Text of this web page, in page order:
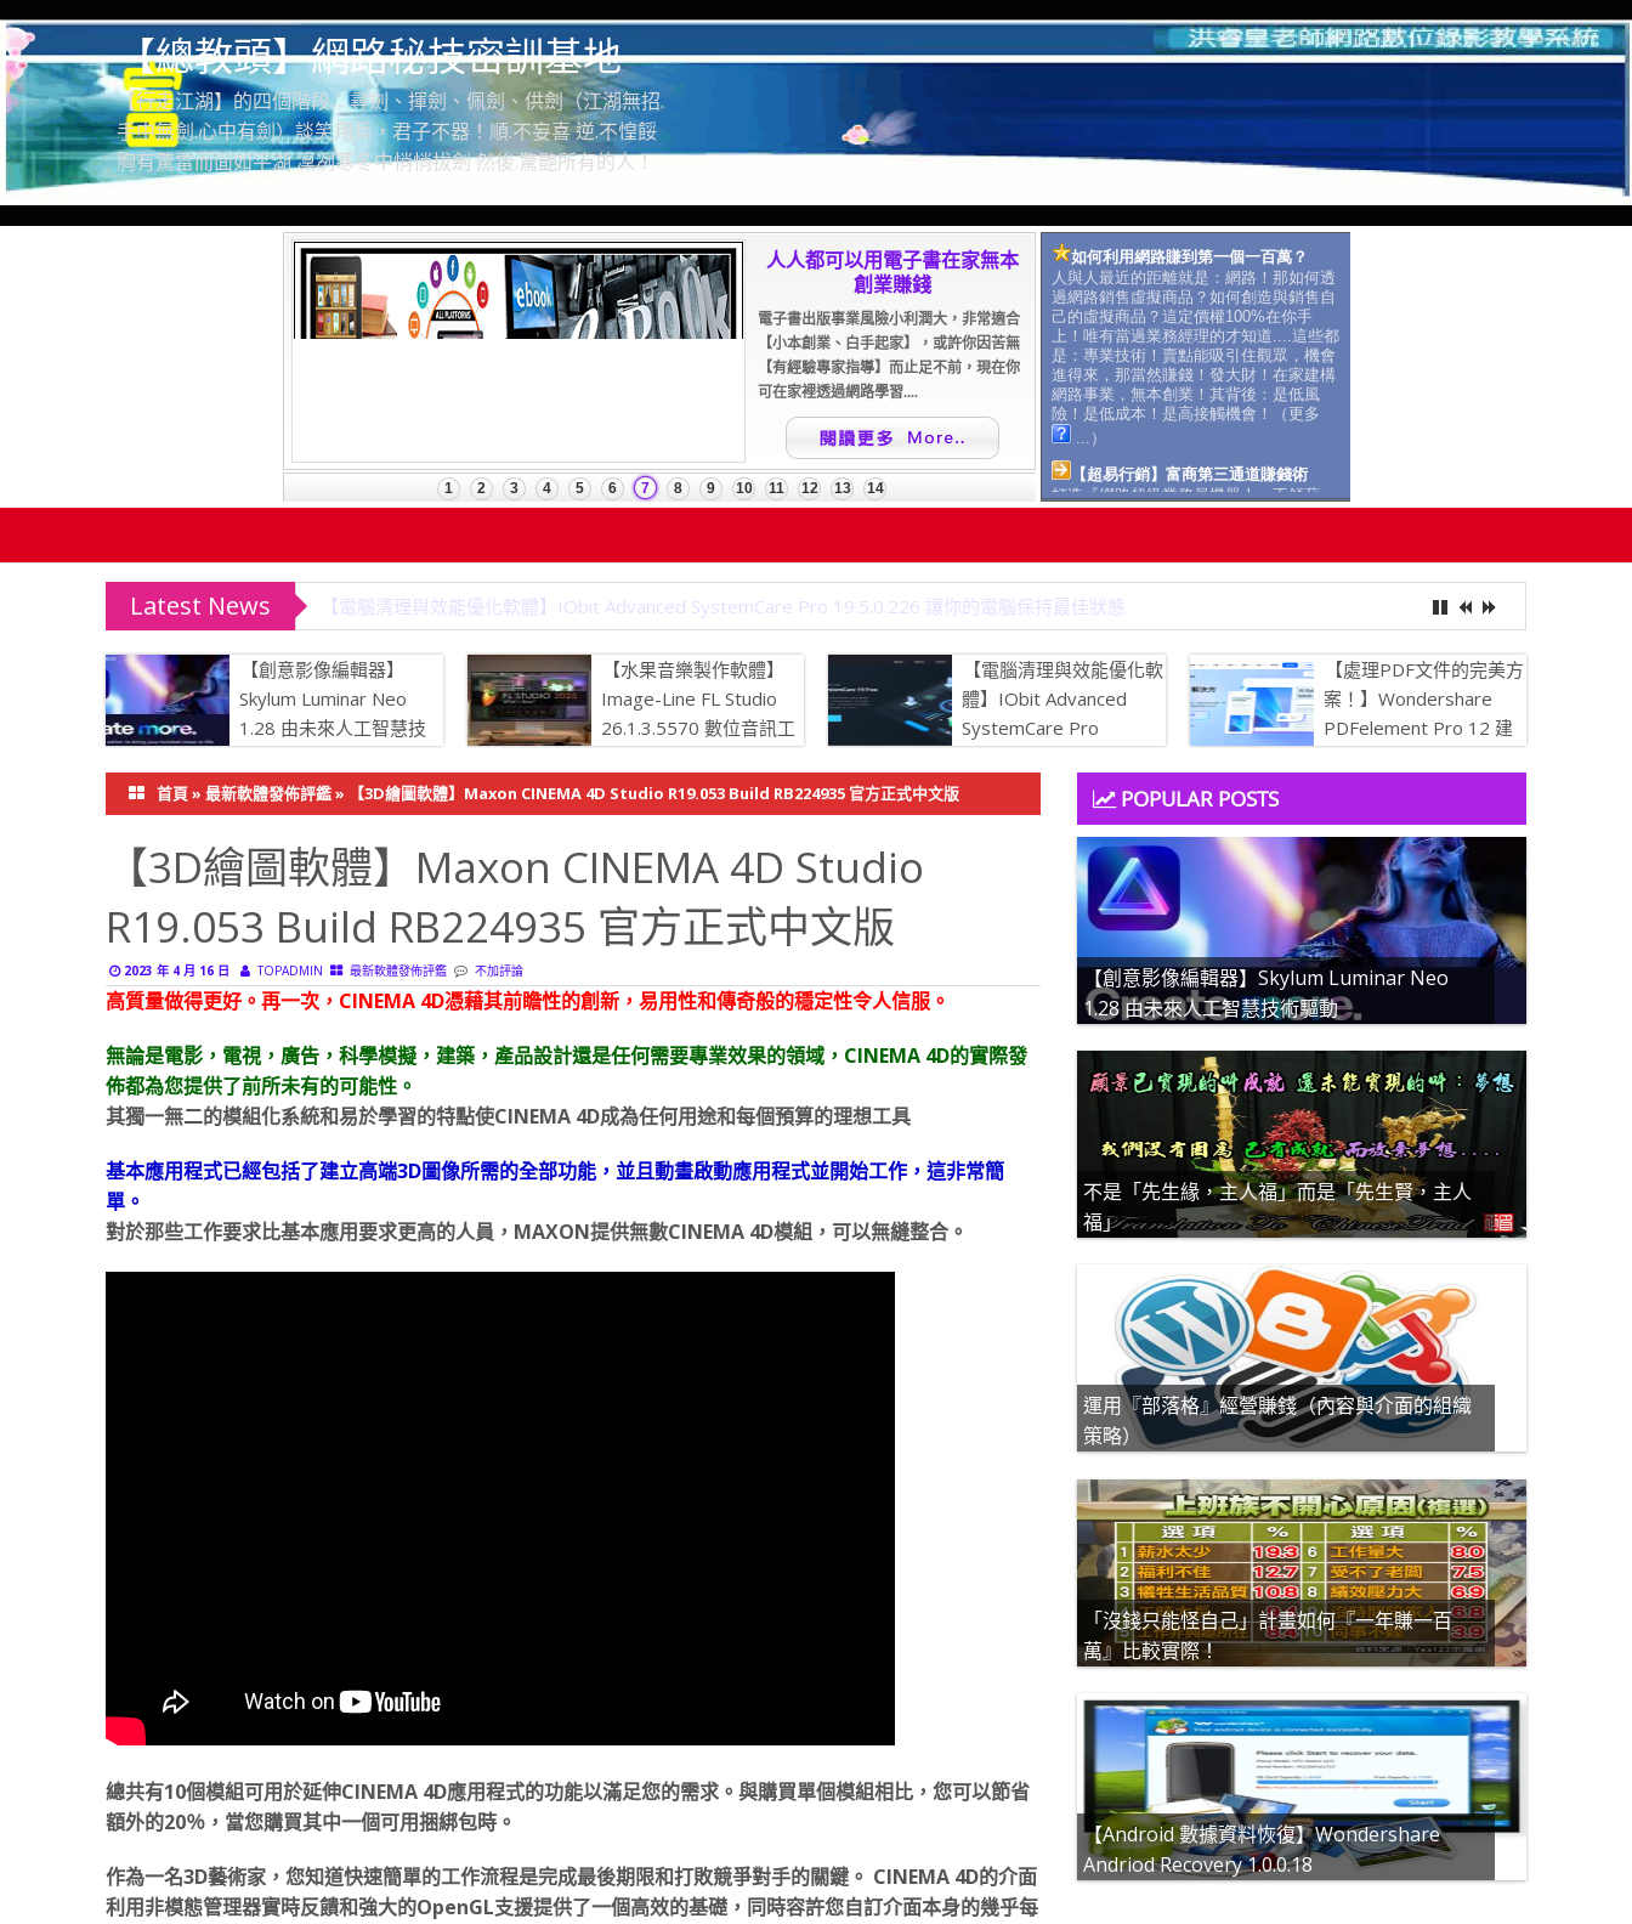
【總教頭】網路秘技密訓基地
【行走江湖】的四個階段：尋劍、揮劍、佩劍、供劍（江湖無招.
手中無劍.心中有劍）談笑用兵，君子不器！順.不妄喜 逆.不惶餒
胸有驚雷而面如平湖 凜冽寒冬中悄悄拔劍 然後.驚艷所有的人！
Latest News 【電腦清理與效能優化軟體】IObit Advanced SystemCare Pro 19.5.0.226 讓你的電腦保持最佳狀態
【創意影像編輯器】
Skylum Luminar Neo
1.28 由未來人工智慧技
【水果音樂製作軟體】
Image-Line FL Studio
26.1.3.5570 數位音訊工
【電腦清理與效能優化軟
體】IObit Advanced
SystemCare Pro
持最佳狀態
【處理PDF文件的完美方
案！】Wondershare
PDFelement Pro 12 建
簡易 PDF 解決方案
首頁» 最新軟體發佈評鑑» 【3D繪圖軟體】Maxon CINEMA 4D Studio R19.053 Build RB224935 官方正式中文版
【3D繪圖軟體】Maxon CINEMA 4D Studio
R19.053 Build RB224935 官方正式中文版
2023 年 4 月 16 日 TOPADMIN 最新軟體發佈評鑑 不加評論
高質量做得更好。再一次，CINEMA 4D憑藉其前瞻性的創新，易用性和傳奇般的穩定性令人信服。
無論是電影，電視，廣告，科學模擬，建築，產品設計還是任何需要專業效果的領域，CINEMA 4D的實際發
佈都為您提供了前所未有的可能性。
其獨一無二的模組化系統和易於學習的特點使CINEMA 4D成為任何用途和每個預算的理想工具
基本應用程式已經包括了建立高端3D圖像所需的全部功能，並且動畫啟動應用程式並開始工作，這非常簡
單。
對於那些工作要求比基本應用要求更高的人員，MAXON提供無數CINEMA 4D模組，可以無縫整合。
總共有10個模組可用於延伸CINEMA 4D應用程式的功能以滿足您的需求。與購買單個模組相比，您可以節省
額外的20％，當您購買其中一個可用捆綁包時。
作為一名3D藝術家，您知道快速簡單的工作流程是完成最後期限和打敗競爭對手的關鍵。 CINEMA 4D的介面
利用非模態管理器實時反饋和強大的OpenGL支援提供了一個高效的基礎，同時容許您自訂介面本身的幾乎每
POPULAR POSTS
【創意影像編輯器】Skylum Luminar Neo
1.28 由未來人工智慧技術驅動
不是「先生緣，主人福」而是「先生賢，主人
福」
運用『部落格』經營賺錢（內容與介面的組織
策略）
「沒錢只能怪自己」計畫如何『一年賺一百
萬』比較實際！
【Android 數據資料恢復】Wondershare
Andriod Recovery 1.0.0.18